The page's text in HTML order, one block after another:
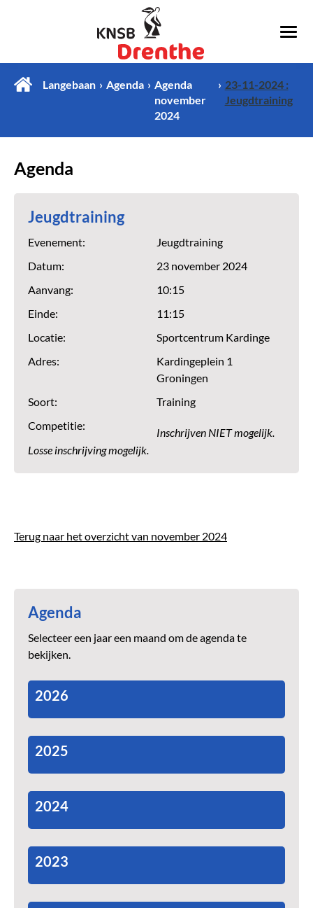
Langebaan Agenda
Agenda
november
2024
23-11-2024 :
Jeugdtraining
Agenda
Jeugdtraining
Evenement:
Jeugdtraining
Datum:
23 november 2024
Aanvang:
10:15
Einde:
11:15
Locatie:
Sportcentrum Kardinge
Adres:
Kardingeplein 1
Groningen
Soort:
Training
Competitie:
Inschrijven NIET mogelijk.
Losse inschrijving mogelijk.
Terug naar het overzicht van november 2024
Agenda
Selecteer een jaar een maand om de agenda te
bekijken.
2026
2025
2024
2023